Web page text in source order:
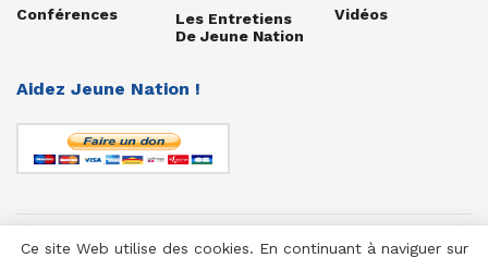
Conférences
Les Entretiens
De Jeune Nation
Vidéos
Aidez Jeune Nation !
Ce site Web utilise des cookies. En continuant à naviguer sur